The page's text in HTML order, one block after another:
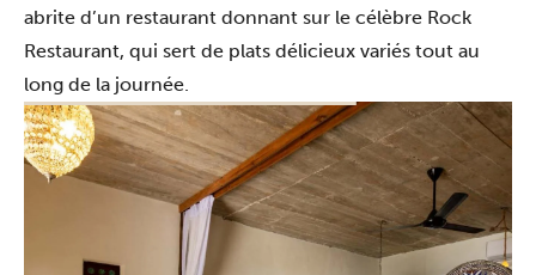
abrite d’un restaurant donnant sur le célèbre Rock
Restaurant, qui sert de plats délicieux variés tout au
long de la journée.